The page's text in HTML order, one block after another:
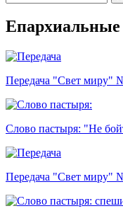
Епархиальные
Передача "Свет миру"
Слово пастыря: "Не
Передача "Свет миру"